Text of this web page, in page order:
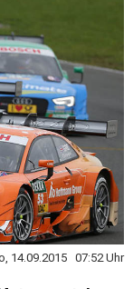
14.09.2015 07:52 Uhr